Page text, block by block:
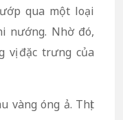
qua một loại
nướng. Nhờ đó,
vị đặc trưng của
vàng óng ả. Thịt